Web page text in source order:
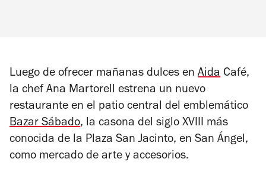
Luego de ofrecer mañanas dulces en Aida Café,
la chef Ana Martorell estrena un nuevo
restaurante en el patio central del emblemático
Bazar Sábado, la casona del siglo XVIII más
conocida de la Plaza San Jacinto, en San Ángel,
como mercado de arte y accesorios.